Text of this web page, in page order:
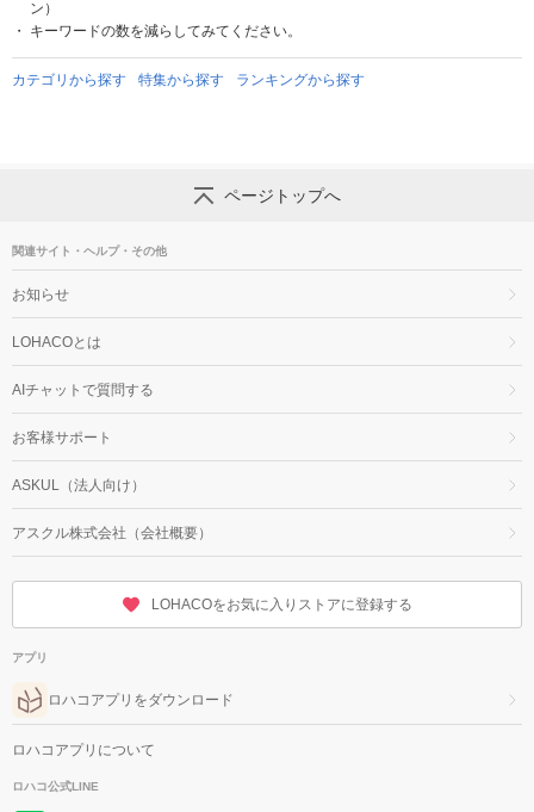
ン）
キーワードの数を減らしてみてください。
カテゴリから探す 特集から探す ランキングから探す
ページトップへ
関連サイト・ヘルプ・その他
お知らせ
LOHACOとは
AIチャットで質問する
お客様サポート
ASKUL（法人向け）
アスクル株式会社（会社概要）
LOHACOをお気に入りストアに登録する
アプリ
ロハコアプリをダウンロード
ロハコアプリについて
ロハコ公式LINE